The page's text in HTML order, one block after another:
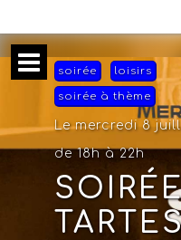
soirée loisirs
soirée à thème
Le mercredi 8
de 18h à 22h